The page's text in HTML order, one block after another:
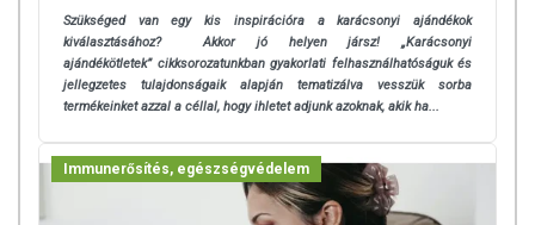
Szükséged van egy kis inspirációra a karácsonyi ajándékok
kiválasztásához? Akkor jó helyen jársz! „Karácsonyi
ajándékötletek” cikksorozatunkban gyakorlati felhasználhatóságuk és
jellegzetes tulajdonságaik alapján tematizálva vesszük sorba
termékeinket azzal a céllal, hogy ihletet adjunk azoknak, akik ha...
Immunerősítés, egészségvédelem